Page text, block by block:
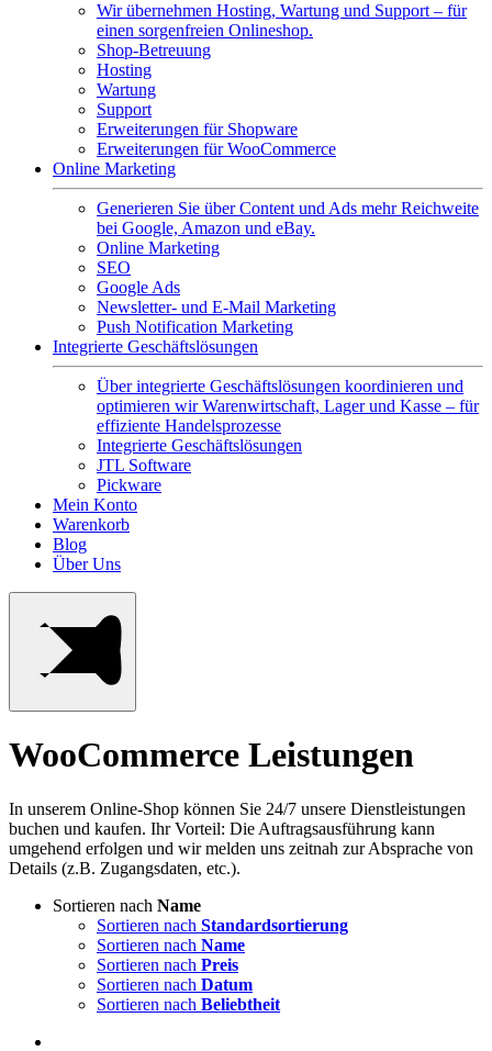
Wir übernehmen Hosting, Wartung und Support – für
einen sorgenfreien Onlineshop.
Shop-Betreuung
Hosting
Wartung
Support
Erweiterungen für Shopware
Erweiterungen für WooCommerce
Online Marketing
Generieren Sie über Content und Ads mehr Reichweite
bei Google, Amazon und eBay.
Online Marketing
SEO
Google Ads
Newsletter- und E-Mail Marketing
Push Notification Marketing
Integrierte Geschäftslösungen
Über integrierte Geschäftslösungen koordinieren und
optimieren wir Warenwirtschaft, Lager und Kasse – für
effiziente Handelsprozesse
Integrierte Geschäftslösungen
JTL Software
Pickware
Mein Konto
Warenkorb
Blog
Über Uns
WooCommerce Leistungen
In unserem Online-Shop können Sie 24/7 unsere Dienstleistungen
buchen und kaufen. Ihr Vorteil: Die Auftragsausführung kann
umgehend erfolgen und wir melden uns zeitnah zur Absprache von
Details (z.B. Zugangsdaten, etc.).
Sortieren nach Name
Sortieren nach Standardsortierung
Sortieren nach Name
Sortieren nach Preis
Sortieren nach Datum
Sortieren nach Beliebtheit